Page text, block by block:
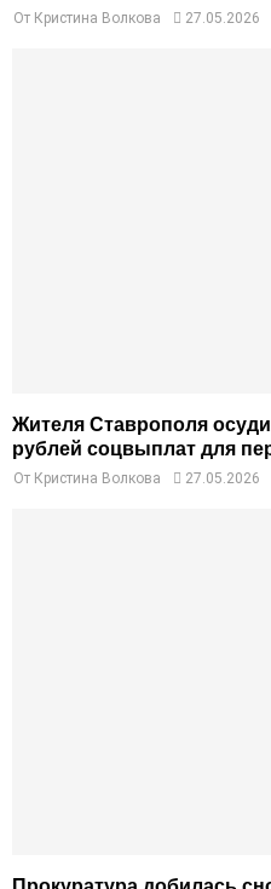
От Кристина Волкова 27.05.2026
Жителя Ставрополя
рублей соцвыплат для
От Кристина Волкова 27.05.2026